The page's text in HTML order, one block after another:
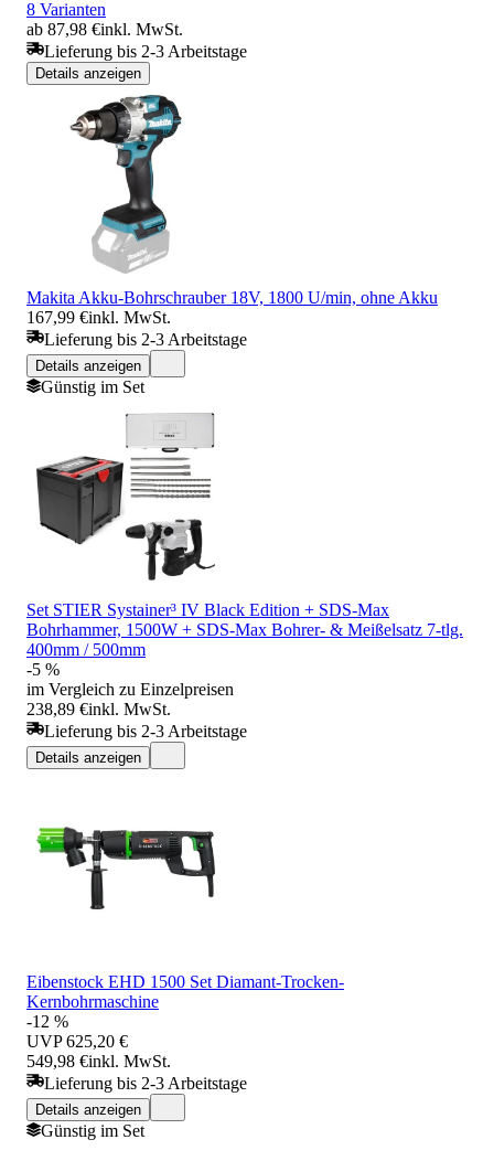
8 Varianten
ab 87,98 €inkl. MwSt.
Lieferung bis 2-3 Arbeitstage
Details anzeigen
Makita Akku-Bohrschrauber 18V, 1800 U/min, ohne Akku
167,99 €inkl. MwSt.
Lieferung bis 2-3 Arbeitstage
Details anzeigen
Günstig im Set
Set STIER Systainer³ IV Black Edition + SDS-Max
Bohrhammer, 1500W + SDS-Max Bohrer- & Meißelsatz 7-tlg.
400mm / 500mm
-5 %
im Vergleich zu Einzelpreisen
238,89 €inkl. MwSt.
Lieferung bis 2-3 Arbeitstage
Details anzeigen
Eibenstock EHD 1500 Set Diamant-Trocken-
Kernbohrmaschine
-12 %
UVP 625,20 €
549,98 €inkl. MwSt.
Lieferung bis 2-3 Arbeitstage
Details anzeigen
Günstig im Set